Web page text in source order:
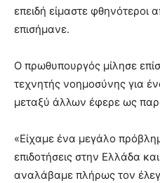
επειδή είμαστε φθηνότεροι
επισήμανε.
Ο πρωθυπουργός μίλησε
τεχνητής νοημοσύνης για
μεταξύ άλλων έφερε ως
«Είχαμε ένα μεγάλο
επιδοτήσεις στην Ελλάδα
αναλάβαμε πλήρως τον